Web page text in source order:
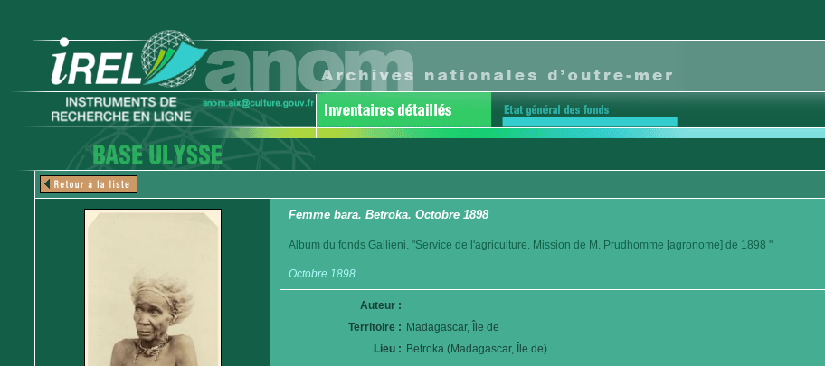
Femme bara. Betroka. Octobre 1898
Album du fonds Gallieni. "Service de l'agriculture. Mission de M. Prudhomme [agronome] de 1898 "
Octobre 1898
Auteur :
Territoire : Madagascar, Île de
Lieu : Betroka (Madagascar, Île de)